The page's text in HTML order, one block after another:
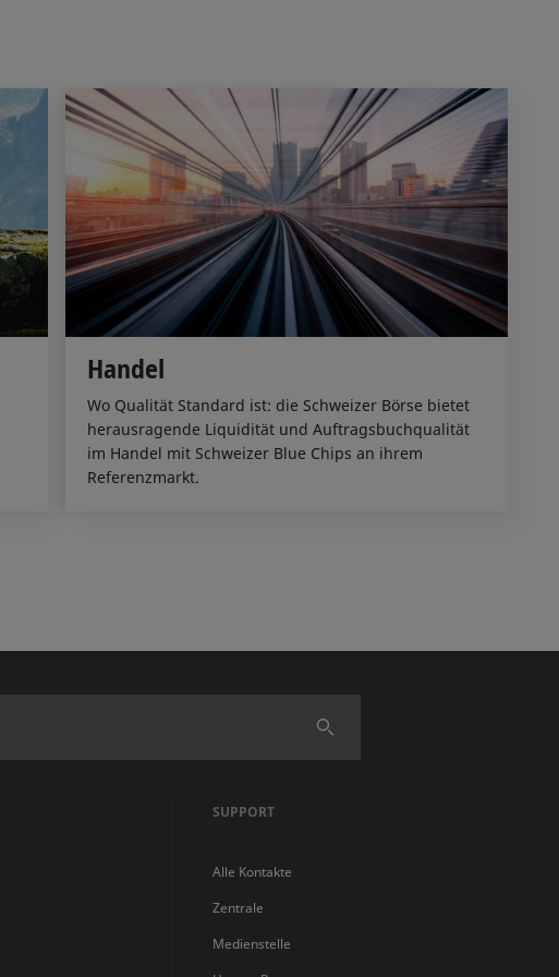
Handel
Wo Qualität Standard ist: die Schweizer Börse bietet
herausragende Liquidität und Auftragsbuchqualität
im Handel mit Schweizer Blue Chips an ihrem
Referenzmarkt.
Finden
SUPPORT
Alle Kontakte
Zentrale
Medienstelle